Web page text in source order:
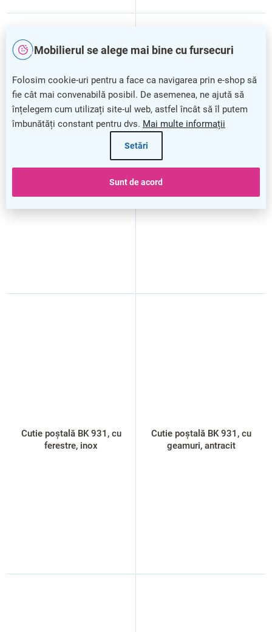
Mobilierul se alege mai bine cu fursecuri
Folosim cookie-uri pentru a face ca navigarea prin e-shop să
fie cât mai convenabilă posibil. De asemenea, ne ajută să
înțelegem cum utilizați site-ul web, astfel încât să îl putem
îmbunătăți constant pentru dvs. Mai multe informații
Setări
Sunt de acord
Cutie poștală BK 931, cu
ferestre, inox
Cutie poștală BK 931, cu
geamuri, antracit